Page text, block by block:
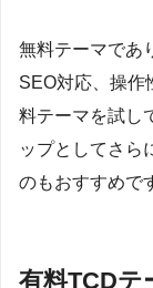
無料テーマであ
SEO対応、操作
料テーマを試し
ップとしてさら
のもおすすめで
有料TCDテ